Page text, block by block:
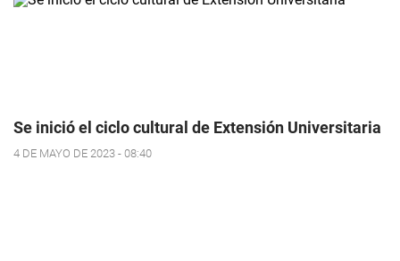
Se inició el ciclo cultural de Extensión Universitaria
4 DE MAYO DE 2023 - 08:40